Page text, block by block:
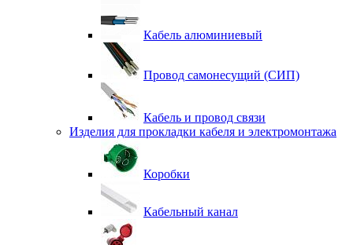
Кабель алюминиевый
Провод самонесущий (СИП)
Кабель и провод связи
Изделия для прокладки кабеля и электромонтажа
Коробки
Кабельный канал